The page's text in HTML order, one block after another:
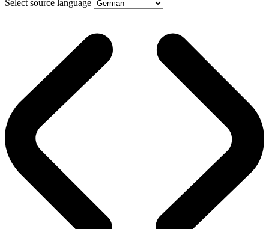
Select source language